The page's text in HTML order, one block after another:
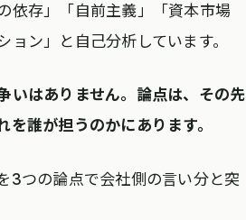
依存」「自前主義」「資本市場
ョン」と自己分析しています。
いはありません。論点は、その先
を誰が担うのかにあります。
3つの論点で会社側の言い分と突